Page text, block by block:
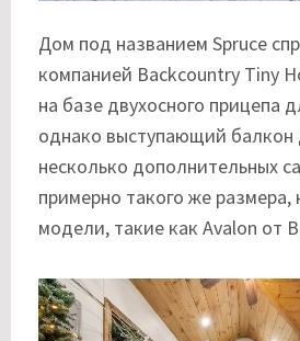
Дом под названием Spruce
компанией Backcountry Tiny
на базе двухосного прицепа
однако выступающий балкон
несколько дополнительных
примерно такого же размера,
модели, такие как Avalon от